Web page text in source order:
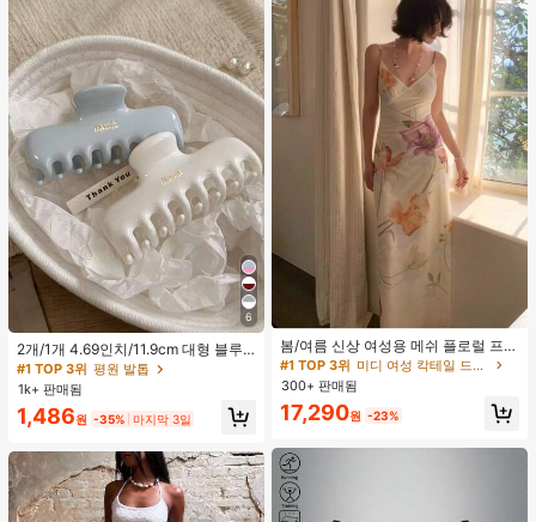
6
2개/1개 4.69인치/11.9cm 대형 블루
& 화이트 1피스 플라스틱 헤어 클로
클립, 데일리 웨어, 캐주얼, 파티, 출퇴
근, 휴가, 헤어스타일링, 메이크업, 의
상 매칭 비치 헤어 클립 바캉스 헤어
클러치에 적합한 세련되고 다재다능
하며 우아하고 미니멀한 단색 헤어 액
세서리
#1 TOP 3위 평원 발톱
1k+ 판매됨
1,486원 -35% 마지막 3일
봄/여름 신상 여성용 메쉬 플로럴 프린
트 드레스, 브이넥, 휴가 스타일, 섹시
한 비치 파티 댄스 드레스, 스파게티
스트랩 웨딩 가을
#1 TOP 3위
거의 매진!
#1 TOP 3위
미디 여성 칵테일 드레스
거의 매진!
#1 TOP 3위
미디 여성 칵테일 드레스
거의 매진!
#1 TOP 3위
거의 매진!
300+ 판매됨
17,290원 -23%